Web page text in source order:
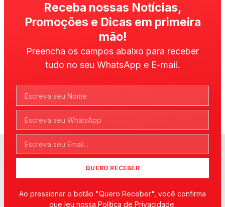
Receba nossas Notícias,
Promoções e Dicas em primeira
mão!
Preencha os campos abaixo para receber
tudo no seu WhatsApp e E-mail.
QUERO RECEBER
Ao pressionar o botão "Quero Receber", você confirma
que leu nossa Política de Privacidade.